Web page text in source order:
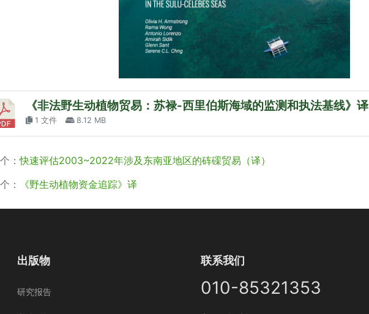
《非法野生动植物贸易：苏禄-西里伯斯海域的监测和执法基线》译
1 文件 8.12 MB
：快速评估2003~2022年涉及东南亚地区的砗磲贸易（译）
：
《野生动植物资金追踪》译
出版物
研究报告
联系我们
010-85321353